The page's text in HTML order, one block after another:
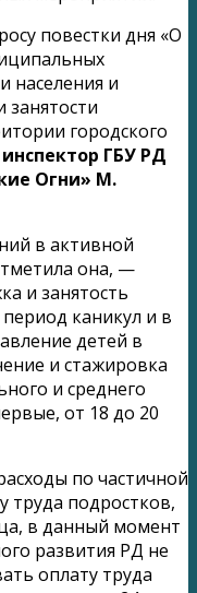
повестки дня «О
населения и
занятости
городского
ГБУ РД
Огни» М.
в активной
она, —
и занятость
каникул и в
детей в
и стажировка
и среднего
от 18 до 20
по частичной
труда подростков,
в данный момент
развития РД не
оплату труда